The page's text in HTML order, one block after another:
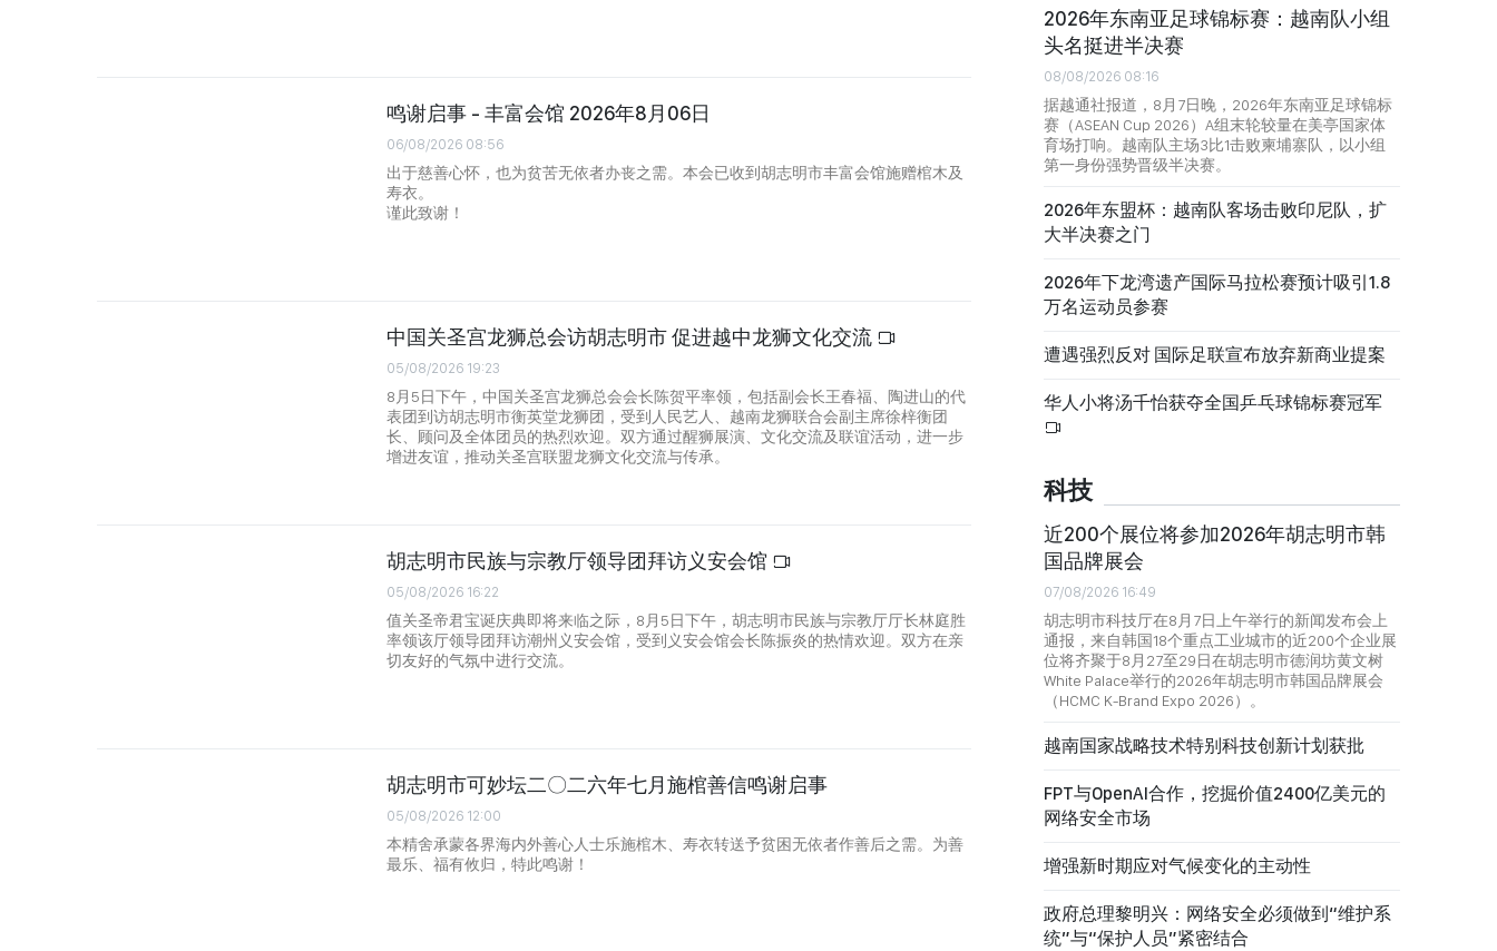
鸣谢启事 - 丰富会馆 2026年8月06日
06/08/2026 08:56
出于慈善心怀，也为贫苦无依者办丧之需。本会已收到胡志明市丰富会馆施赠棺木及
寿衣。
谨此致谢！
中国关圣宫龙狮总会访胡志明市 促进越中龙狮文化交流
05/08/2026 19:23
8月5日下午，中国关圣宫龙狮总会会长陈贺平率领，包括副会长王春福、陶进山的代
表团到访胡志明市衡英堂龙狮团，受到人民艺人、越南龙狮联合会副主席徐梓衡团
长、顾问及全体团员的热烈欢迎。双方通过醒狮展演、文化交流及联谊活动，进一步
增进友谊，推动关圣宫联盟龙狮文化交流与传承。
胡志明市民族与宗教厅领导团拜访义安会馆
05/08/2026 16:22
值关圣帝君宝诞庆典即将来临之际，8月5日下午，胡志明市民族与宗教厅厅长林庭胜
率领该厅领导团拜访潮州义安会馆，受到义安会馆会长陈振炎的热情欢迎。双方在亲
切友好的气氛中进行交流。
胡志明市可妙坛二〇二六年七月施棺善信鸣谢启事
05/08/2026 12:00
本精舍承蒙各界海内外善心人士乐施棺木、寿衣转送予贫困无依者作善后之需。为善
最乐、福有攸归，特此鸣谢！
2026年东南亚足球锦标赛：越南队小组
头名挺进半决赛
08/08/2026 08:16
据越通社报道，8月7日晚，2026年东南亚足球锦标
赛（ASEAN Cup 2026）A组末轮较量在美亭国家体
育场打响。越南队主场3比1击败柬埔寨队，以小组
第一身份强势晋级半决赛。
2026年东盟杯：越南队客场击败印尼队，扩
大半决赛之门
2026年下龙湾遗产国际马拉松赛预计吸引1.8
万名运动员参赛
遭遇强烈反对 国际足联宣布放弃新商业提案
华人小将汤千怡获夺全国乒乓球锦标赛冠军
科技
近200个展位将参加2026年胡志明市韩
国品牌展会
07/08/2026 16:49
胡志明市科技厅在8月7日上午举行的新闻发布会上
通报，来自韩国18个重点工业城市的近200个企业展
位将齐聚于8月27至29日在胡志明市德润坊黄文树
White Palace举行的2026年胡志明市韩国品牌展会
（HCMC K-Brand Expo 2026）。
越南国家战略技术特别科技创新计划获批
FPT与OpenAI合作，挖掘价值2400亿美元的
网络安全市场
增强新时期应对气候变化的主动性
政府总理黎明兴：网络安全必须做到“维护系
统”与“保护人员”紧密结合